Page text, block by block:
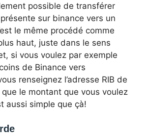
possible de transférer
sur binance vers un
le même procédé comme
haut, juste dans le sens
si vous voulez par exemple
de Binance vers
renseignez l’adresse RIB de
le montant que vous voulez
aussi simple que çà!